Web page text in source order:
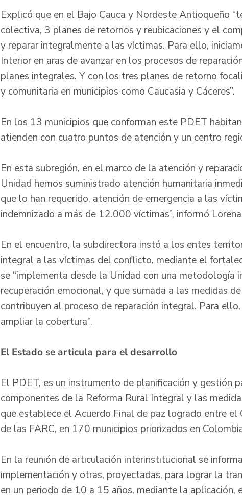
Explicó que en el Bajo Cauca y Nordeste Antioqueño
colectiva, 3 planes de retornos y reubicaciones y el
y reparar integralmente a las víctimas. Para ello,
Interior en aras de avanzar en los procesos de
planes integrales. Y con los tres planes de retorno
y comunitaria en municipios como Caucasia y Cáceres”.
En los 13 municipios que conforman este PDET
atienden con cuatro puntos de atención y un centro
En esta subregión, en el marco de la atención y
Unidad hemos suministrado atención humanitaria
que lo han requerido, atención de emergencia a las
indemnizado a más de 12.000 víctimas”, informó
En el encuentro, la subdirectora instó a los entes
integral a las víctimas del conflicto, mediante el
se “implementa desde la Unidad con una metodología
recuperación emocional, y que sumada a las medidas
contribuyen al proceso de reparación integral. Para
ampliar la cobertura”.
El Estado se articula para el desarrollo
El PDET, es un instrumento de planificación y gestión
componentes de la Reforma Rural Integral y las
que establece el Acuerdo Final de paz logrado entre
de las FARC, en 170 municipios priorizados en
En la reunión de articulación interinstitucional se
implementación y otras, proyectadas, para lograr la
en un periodo de 10 a 15 años, mediante la